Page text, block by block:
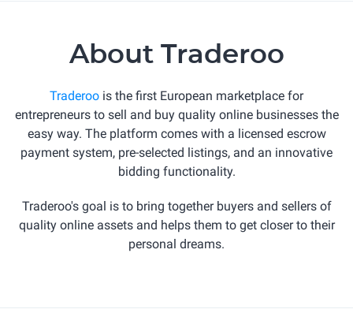
About Traderoo
Traderoo is the first European marketplace for
entrepreneurs to sell and buy quality online businesses the
easy way. The platform comes with a licensed escrow
payment system, pre-selected listings, and an innovative
bidding functionality.
Traderoo's goal is to bring together buyers and sellers of
quality online assets and helps them to get closer to their
personal dreams.